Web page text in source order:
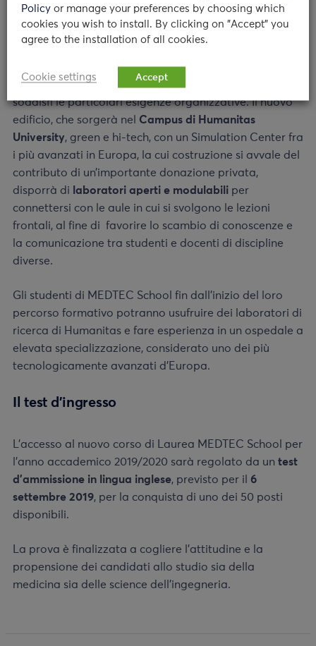
Un nuovo edificio
che caratterizza il nuovo corso di Laurea ha reso
necessaria la creazione di uno spazio ad hoc che
soddisfi le particolari esigenze organizzative. Il nuovo
edificio, che sorgerà nel Campus di Humanitas
University, green e hi-tech, con un Simulation Center fra
i più avanzati in Europa, la cui costruzione si avvale del
contributo di un’importante donazione privata,
disporrà di laboratori aperti e modulabili per
connettersi con le aule in cui si svolgono le lezioni
frontali, al fine di favorire lo scambio di conoscenze e
la comunicazione tra studenti e docenti di discipline
diverse.
Gli studenti di MEDTEC School fin dall’inizio del loro
percorso formativo potranno usufruire dei laboratori di
ricerca di Humanitas e fare esperienza in un ospedale a
elevata specializzazione, considerato uno dei più
tecnologicamente avanzati d’Europa.
Il test d’ingresso
L’accesso al nuovo corso di Laurea MEDTEC School per
l’anno accademico 2019/2020 sarà regolato da un test
d’ammissione in lingua inglese, previsto per il 6
settembre 2019, per la conquista di uno dei 50 posti
disponibili.
La prova è finalizzata a cogliere l’attitudine e la
propensione dei candidati allo studio sia della
medicina sia delle science dell’ingegneria.
Policy or manage your preferences by choosing which
cookies you wish to install. By clicking on "Accept" you
agree to the installation of all cookies.
Cookie settings Accept